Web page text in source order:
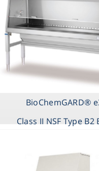
BioChemGARD®
Class II NSF Type B2